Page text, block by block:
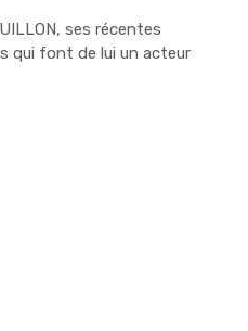
ses récentes
qui font de lui un acteur